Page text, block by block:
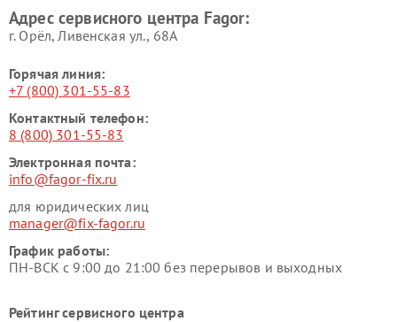
Адрес сервисного центра Fagor:
г. Орёл, Ливенская ул., 68А
Горячая линия:
+7 (800) 301-55-83
Контактный телефон:
8 (800) 301-55-83
Электронная почта:
info@fagor-fix.ru
для юридических лиц
manager@fix-fagor.ru
График работы:
ПН-ВСК с 9:00 до 21:00 без перерывов и выходных
Рейтинг сервисного центра